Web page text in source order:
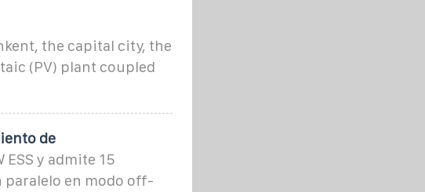
the capital city, the
(PV) plant coupled
de
y admite 15
en modo off-